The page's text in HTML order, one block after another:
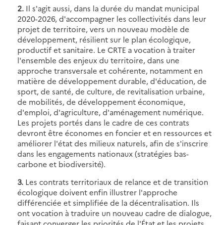
2. Il s'agit aussi, dans la durée du mandat municipal
2020-2026, d'accompagner les collectivités dans leur
projet de territoire, vers un nouveau modèle de
développement, résilient sur le plan écologique,
productif et sanitaire. Le CRTE a vocation à traiter
l'ensemble des enjeux du territoire, dans une
approche transversale et cohérente, notamment en
matière de développement durable, d'éducation, de
sport, de santé, de culture, de revitalisation urbaine,
de mobilités, de développement économique,
d'emploi, d'agriculture, d'aménagement numérique.
Les projets portés dans le cadre de ces contrats
devront être économes en foncier et en ressources et
améliorer l'état des milieux naturels, afin de s'inscrire
dans les engagements nationaux (stratégies bas-
carbone et biodiversité).
3. Les contrats territoriaux de relance et de transition
écologique doivent enfin illustrer l'approche
différenciée et simplifiée de la décentralisation. Ils
ont vocation à traduire un nouveau cadre de dialogue,